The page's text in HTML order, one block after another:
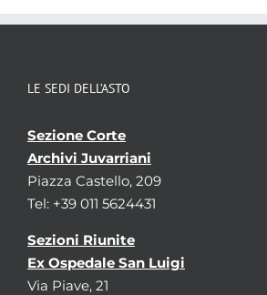
LE SEDI DELL’ASTO
Sezione Corte
Archivi Juvarriani
Piazza Castello, 209
Tel: +39 011 5624431
Sezioni Riunite
Ex Ospedale San Luigi
Via Piave, 21